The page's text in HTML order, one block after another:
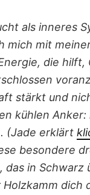
als inneres
mich mit
die hilft,
stärkt und
kühlen
(Jade erklärt
besondere
das in Schwarz
dich